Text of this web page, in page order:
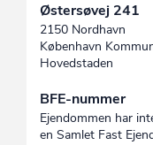
Østersøvej 241
2150 Nordhavn
København
Hovedstaden
BFE-nummer
Ejendommen har
en Samlet Fast